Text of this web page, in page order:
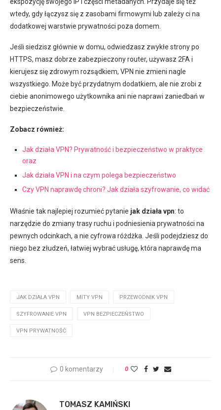
ekspozycję swojego IP i części metadanych. Przydaje się też
wtedy, gdy łączysz się z zasobami firmowymi lub zależy ci na
dodatkowej warstwie prywatności poza domem.
Jeśli siedzisz głównie w domu, odwiedzasz zwykłe strony po
HTTPS, masz dobrze zabezpieczony router, używasz 2FA i
kierujesz się zdrowym rozsądkiem, VPN nie zmieni nagle
wszystkiego. Może być przydatnym dodatkiem, ale nie zrobi z
ciebie anonimowego użytkownika ani nie naprawi zaniedbań w
bezpieczeństwie.
Zobacz również:
Jak działa VPN? Prywatność i bezpieczeństwo w praktyce
oraz
Jak działa VPN i na czym polega bezpieczeństwo
Czy VPN naprawdę chroni? Jak działa szyfrowanie, co widać
Właśnie tak najlepiej rozumieć pytanie jak działa vpn: to
narzędzie do zmiany trasy ruchu i podniesienia prywatności na
pewnych odcinkach, a nie cyfrowa różdżka. Jeśli podejdziesz do
niego bez złudzeń, łatwiej wybrać usługę, która naprawdę ma
sens.
JAK DZIAŁA VPN MITY VPN PRZEWODNIK VPN
SZYFROWANIE VPN VPN BEZPIECZEŃSTWO
VPN PRYWATNOŚĆ
0 komentarzy 0
TOMASZ KAMIŃSKI